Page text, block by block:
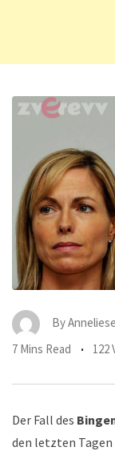
ByAnneliese
7 Mins Read
122
Der Fall des
den letzten Tagen